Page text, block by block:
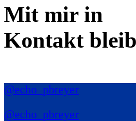
Mit mir in
Kontakt
@echo_pbreyer
@echo_pbreyer